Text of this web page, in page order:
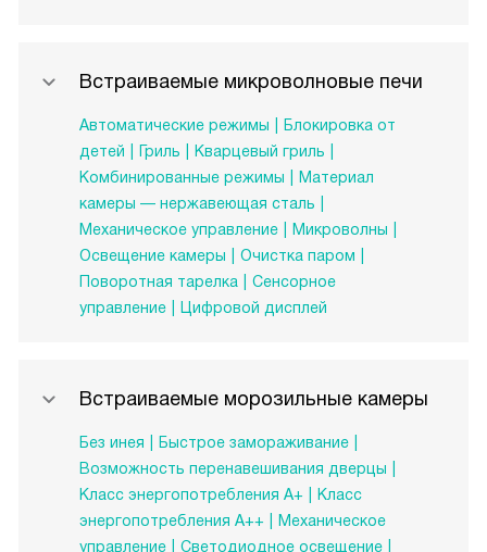
Встраиваемые микроволновые печи
Автоматические режимы
Блокировка от
детей
Гриль
Кварцевый гриль
Комбинированные режимы
Материал
камеры — нержавеющая сталь
Механическое управление
Микроволны
Освещение камеры
Очистка паром
Поворотная тарелка
Сенсорное
управление
Цифровой дисплей
Встраиваемые морозильные камеры
Без инея
Быстрое замораживание
Возможность перенавешивания дверцы
Класс энергопотребления А+
Класс
энергопотребления А++
Механическое
управление
Светодиодное освещение